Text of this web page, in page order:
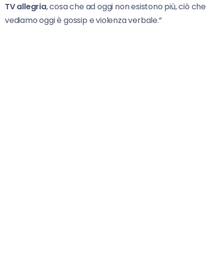
TV allegria, cosa che ad oggi non esistono più, ciò che
vediamo oggi è gossip e violenza verbale.”